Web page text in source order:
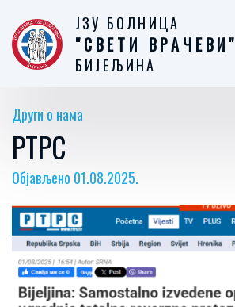
ЈЗУ БОЛНИЦА
"СВЕТИ ВРАЧЕВИ"
БИЈЕЉИНА
Други о нама
РТРС
Објављено 01.08.2025.